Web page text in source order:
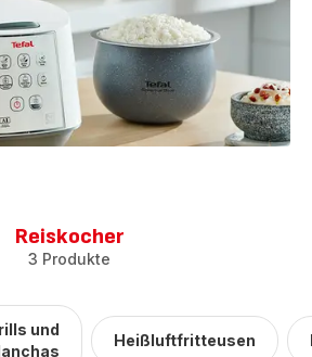
Reiskocher
3 Produkte
und
Heißluftfritteusen